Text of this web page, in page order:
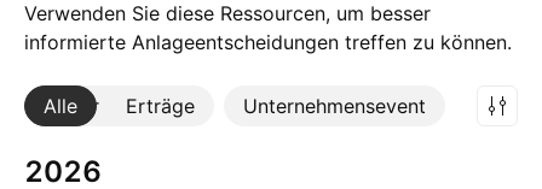
Verwenden Sie diese Ressourcen, um besser
informierte Anlageentscheidungen treffen zu können.
Alle Erträge Unternehmensevent
Mehr
2026